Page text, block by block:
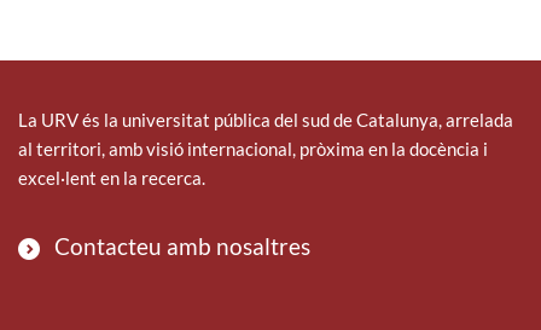
La URV és la universitat pública del sud de Catalunya, arrelada
al territori, amb visió internacional, pròxima en la docència i
excel·lent en la recerca.
Contacteu amb nosaltres